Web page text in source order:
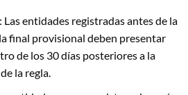
Las entidades registradas antes de la
final provisional deben presentar
de los 30 días posteriores a la
la regla.